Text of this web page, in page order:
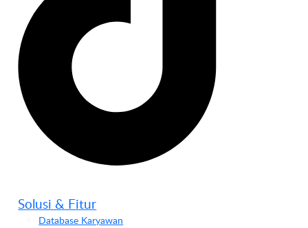
Solusi & Fitur
Database Karyawan